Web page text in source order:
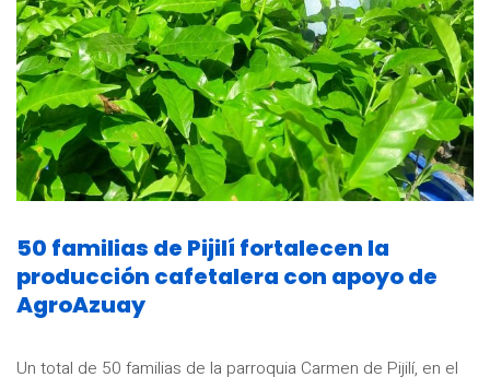
50 familias de Pijilí fortalecen la
producción cafetalera con apoyo de
AgroAzuay
Un total de 50 familias de la parroquia Carmen de Pijilí, en el